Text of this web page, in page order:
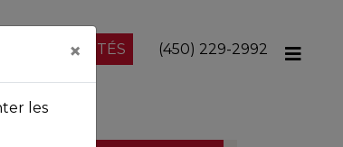
PROPRIÉTÉS (450) 229-2992
×
les